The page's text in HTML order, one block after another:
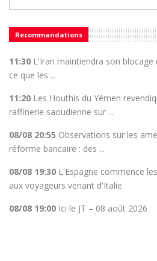
Recommandations
11:30 L'Iran maintiendra son
ce que les ...
11:20 Les Houthis du Yémen
raffinerie saoudienne sur ...
08/08 20:55 Observations sur les
réforme bancaire : des ...
08/08 19:30 L'Espagne commence
aux voyageurs venant d'Italie
08/08 19:00 Ici le JT – 08 août 2026